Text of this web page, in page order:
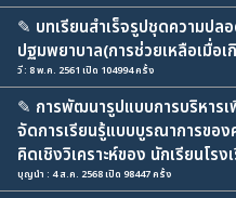
✎ บทเรียนสำเร็จรูปชุดความปล
ปฐมพยาบาล(การช่วยเหลือเมื่อ
วี : 8 พ.ค. 2561 เปิด 104994 ครั้ง
✎ การพัฒนารูปแบบการบริหาร
จัดการเรียนรู้แบบบูรณาการขอ
คิดเชิงวิเคราะห์ของ นักเรียนโร
บุญนำ : 4 ส.ค. 2568 เปิด 98447 ครั้ง